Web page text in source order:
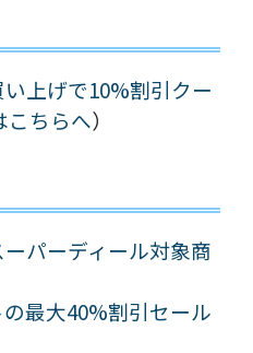
上げで10%割引クー
こちらへ）
パーディール対象商
最大40%割引セール